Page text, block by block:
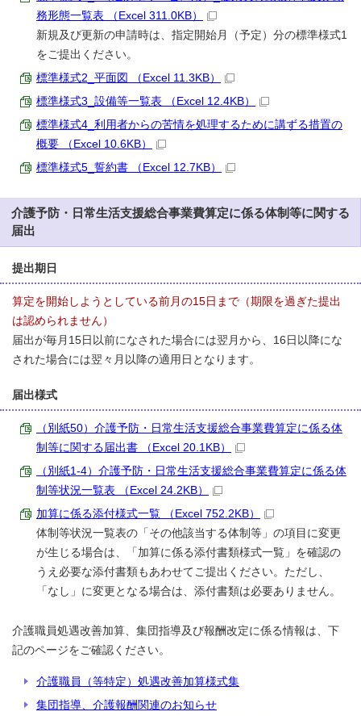
務形態一覧表 （Excel 311.0KB）
新規及び更新の申請時は、指定開始月（予定）分の標準様式1
をご提出ください。
標準様式2_平面図 （Excel 11.3KB）
標準様式3_設備等一覧表 （Excel 12.4KB）
標準様式4_利用者からの苦情を処理するために講ずる措置の
概要 （Excel 10.6KB）
標準様式5_誓約書 （Excel 12.7KB）
介護予防・日常生活支援総合事業費算定に係る体制等に関する
届出
提出期日
算定を開始しようとしている前月の15日まで（期限を過ぎた提出
は認められません）
届出が毎月15日以前になされた場合には翌月から、16日以降にな
された場合には翌々月以降の適用日となります。
届出様式
（別紙50）介護予防・日常生活支援総合事業費算定に係る体
制等に関する届出書 （Excel 20.1KB）
（別紙1-4）介護予防・日常生活支援総合事業費算定に係る体
制等状況一覧表 （Excel 24.2KB）
加算に係る添付様式一覧 （Excel 752.2KB）
体制等状況一覧表の「その他該当する体制等」の項目に変更
が生じる場合は、「加算に係る添付書類様式一覧」を確認の
うえ必要な添付書類もあわせてご提出ください。ただし、
「なし」に変更となる場合は、添付書類は必要ありません。
介護職員処遇改善加算、集団指導及び報酬改定に係る情報は、下
記のページをご確認ください。
介護職員（等特定）処遇改善加算様式集
集団指導、介護報酬関連のお知らせ